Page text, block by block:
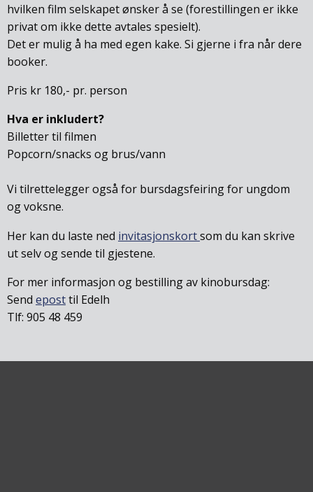
hvilken film selskapet ønsker å se (forestillingen er ikke
privat om ikke dette avtales spesielt).
Det er mulig å ha med egen kake. Si gjerne i fra når dere
booker.
Pris kr 180,- pr. person
Hva er inkludert?
Billetter til filmen
Popcorn/snacks og brus/vann
Vi tilrettelegger også for bursdagsfeiring for ungdom
og voksne.
Her kan du laste ned invitasjonskortsom du kan skrive
ut selv og sende til gjestene.
For mer informasjon og bestilling av kinobursdag:
Send eposttil Edelh
Tlf: 905 48 459